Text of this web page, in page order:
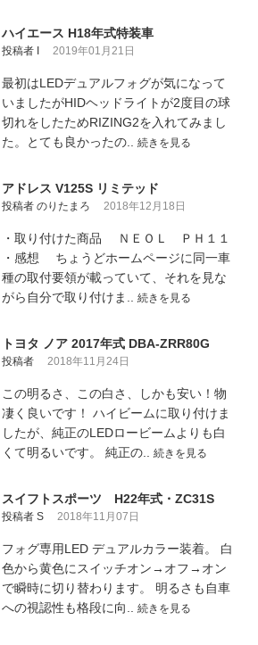
ハイエース H18年式特装車
投稿者 I 2019年01月21日
最初はLEDデュアルフォグが気になって
いましたがHIDヘッドライトが2度目の球
切れをしたためRIZING2を入れてみまし
た。とても良かったの.. 続きを見る
アドレス V125S リミテッド
投稿者 のりたまろ 2018年12月18日
・取り付けた商品 ＮＥＯＬ ＰＨ１１
・感想 ちょうどホームページに同一車
種の取付要領が載っていて、それを見な
がら自分で取り付けま.. 続きを見る
トヨタ ノア 2017年式 DBA-ZRR80G
投稿者 2018年11月24日
この明るさ、この白さ、しかも安い！物
凄く良いです！ ハイビームに取り付けま
したが、純正のLEDロービームよりも白
くて明るいです。 純正の.. 続きを見る
スイフトスポーツ H22年式・ZC31S
投稿者 S 2018年11月07日
フォグ専用LED デュアルカラー装着。 白
色から黄色にスイッチオン→オフ→オン
で瞬時に切り替わります。 明るさも自車
への視認性も格段に向.. 続きを見る